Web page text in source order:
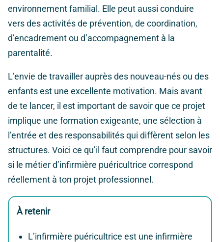
environnement familial. Elle peut aussi conduire
vers des activités de prévention, de coordination,
d’encadrement ou d’accompagnement à la
parentalité.
L’envie de travailler auprès des nouveau-nés ou des
enfants est une excellente motivation. Mais avant
de te lancer, il est important de savoir que ce projet
implique une formation exigeante, une sélection à
l’entrée et des responsabilités qui diffèrent selon les
structures. Voici ce qu’il faut comprendre pour savoir
si le métier d’infirmière puéricultrice correspond
réellement à ton projet professionnel.
À retenir
L’infirmière puéricultrice est une infirmière